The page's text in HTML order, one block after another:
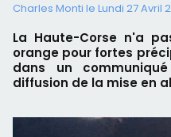
Charles Monti le Lundi 27 Avril
La Haute-Corse n'a
orange pour fortes
dans un
diffusion de la mise en